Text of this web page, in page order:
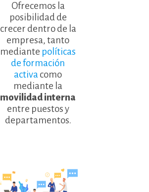
Ofrecemos la
posibilidad de
crecer dentro de la
empresa, tanto
mediante políticas
de formación
activacomo
mediante la
movilidad interna
entre puestos y
departamentos.